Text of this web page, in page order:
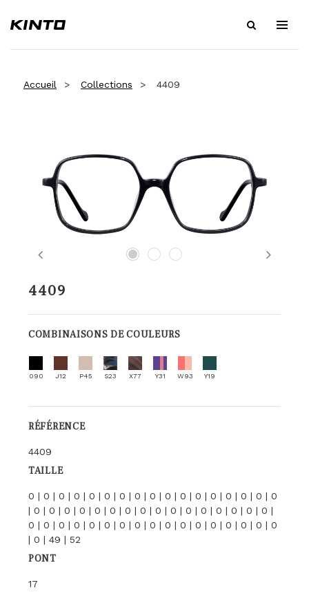
Accueil Collections 4409
Previous Next
4409
COMBINAISONS DE COULEURS
090 J12 P45 S23 X77 Y31 W93 Y19
RÉFÉRENCE
4409
TAILLE
0 | 0 | 0 | 0 | 0 | 0 | 0 | 0 | 0 | 0 | 0 | 0 | 0 | 0 | 0 | 0 | 0
| 0 | 0 | 0 | 0 | 0 | 0 | 0 | 0 | 0 | 0 | 0 | 0 | 0 | 0 | 0 | 0 |
0 | 0 | 0 | 0 | 0 | 0 | 0 | 0 | 0 | 0 | 0 | 0 | 0 | 0 | 0 | 0 | 0
| 0 | 49 | 52
PONT
17